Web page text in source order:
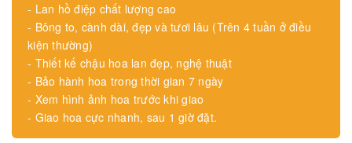
- Lan hồ điệp chất lượng cao
- Bông to, cành dài, đẹp và tươi lâu (Trên 4 tuần ở điều
kiện thường)
- Thiết kế chậu hoa lan đẹp, nghệ thuật
- Bảo hành hoa trong thời gian 7 ngày
- Xem hình ảnh hoa trước khi giao
- Giao hoa cực nhanh, sau 1 giờ đặt.